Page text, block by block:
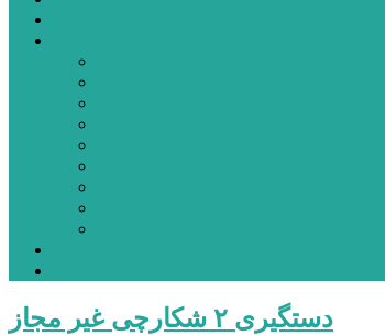
دستگیری ٢ شکارچی غیر مجاز